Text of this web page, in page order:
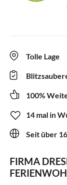
Tolle Lage
100%
14 mal in
Seit über
FIRMA